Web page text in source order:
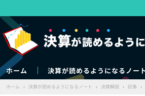
ホーム 決算が読めるようになるノー
ホーム › 決算が読めるようになるノート › 決算解説 › 記事 ›